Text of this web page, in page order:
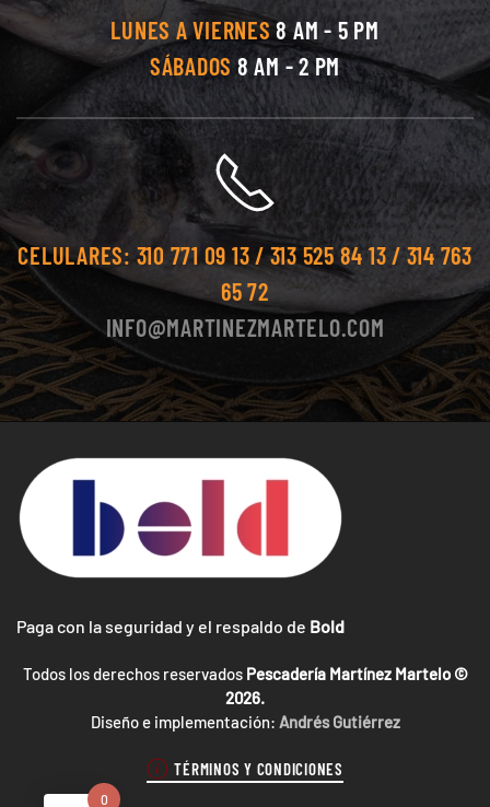
LUNES A VIERNES8 AM - 5 PM
SÁBADOS 8 AM - 2 PM
CELULARES: 310 771 09 13 / 313 525 84 13 / 314 763
65 72
INFO@MARTINEZMARTELO.COM
Paga con la seguridad y el respaldo de Bold
Todos los derechos reservados Pescadería Martínez Martelo ©
2026.
Diseño e implementación: Andrés Gutiérrez
TÉRMINOS Y CONDICIONES
0